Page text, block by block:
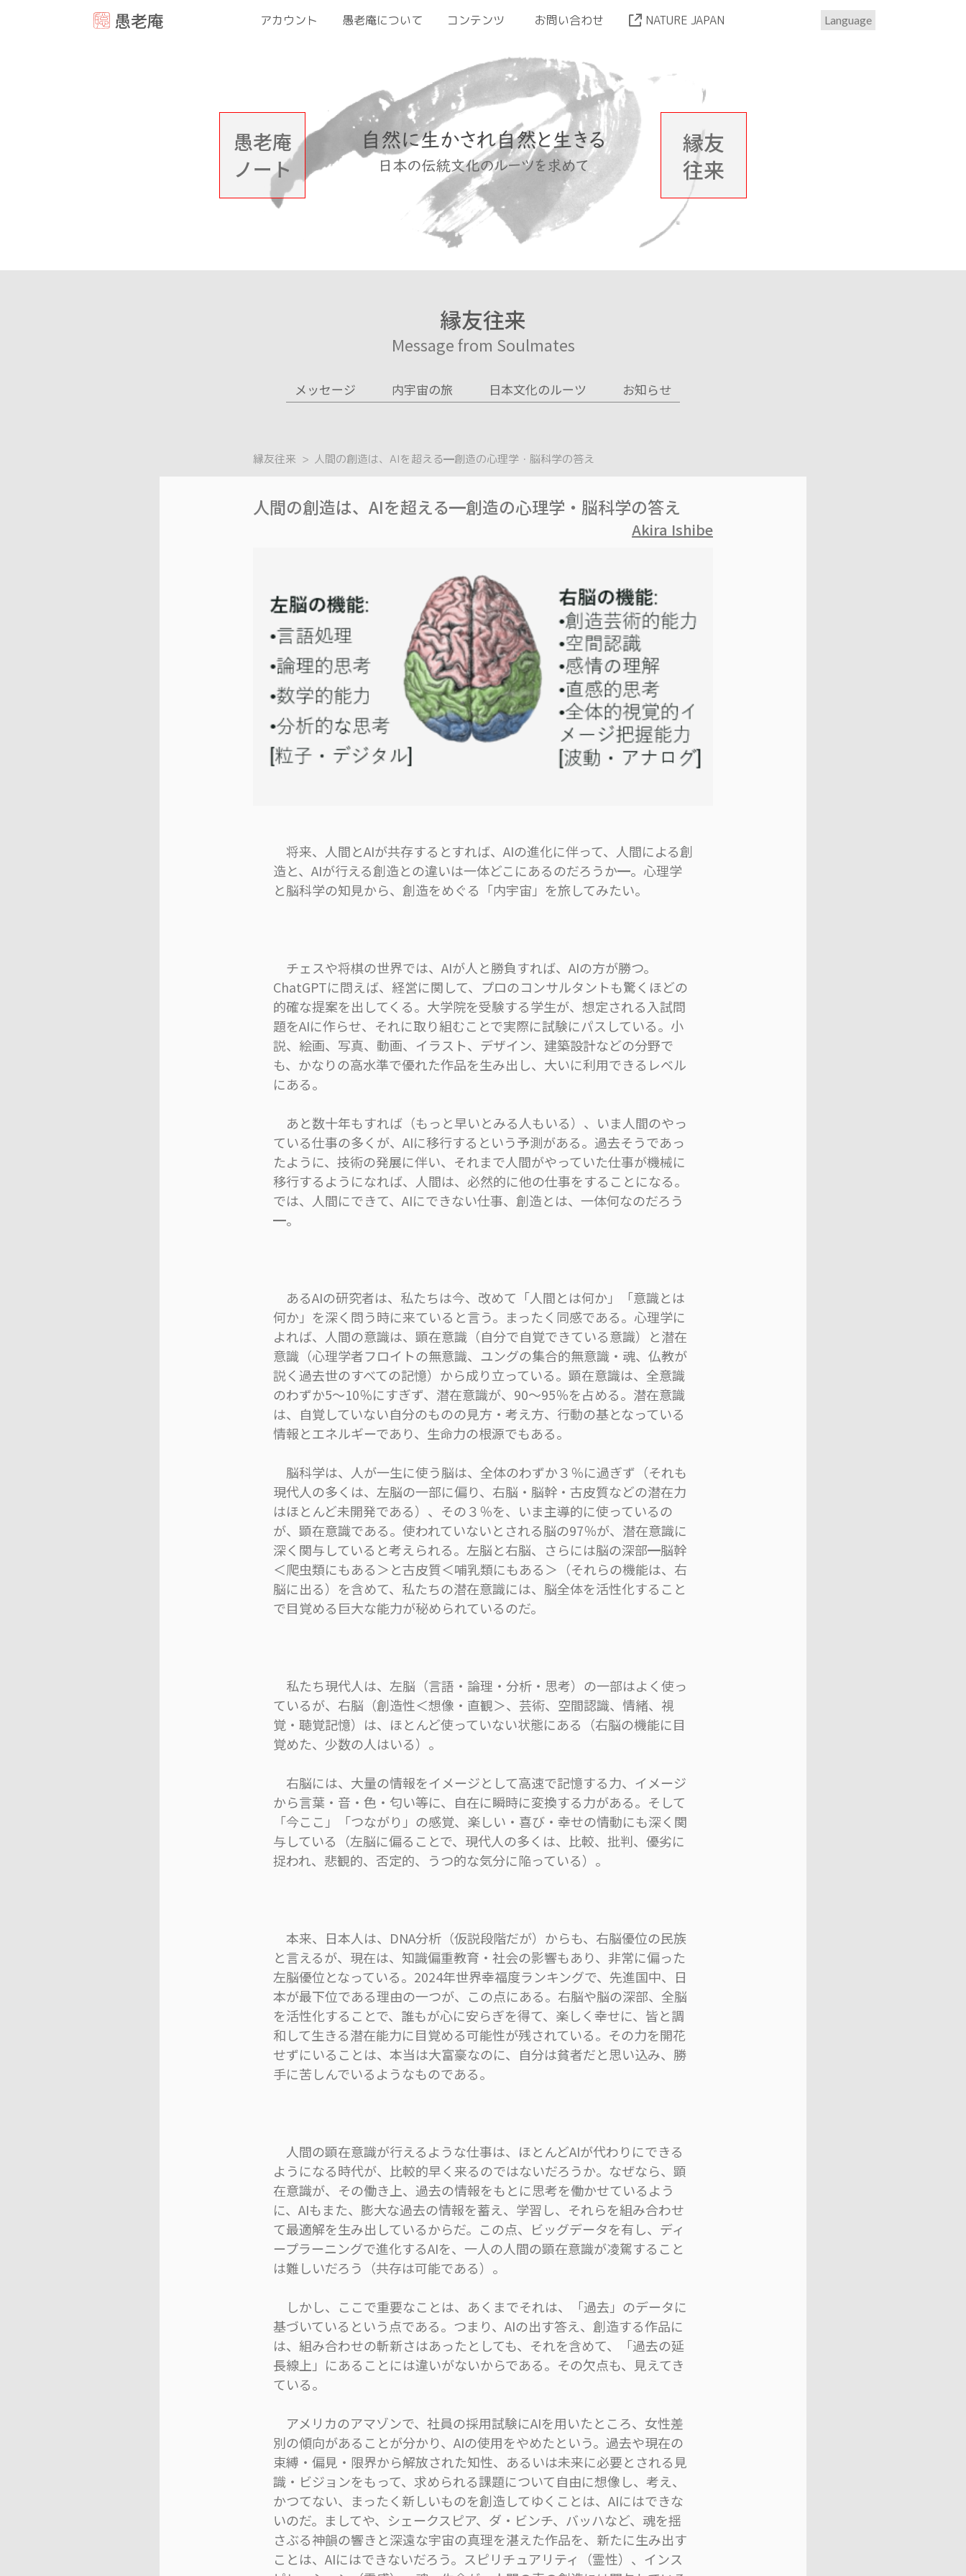
愚老庵 アカウント 愚老庵について コンテンツ お問い合わせ NATURE JAPAN Language
愚老庵
ノート
縁友
往来
縁友往来
Message from Soulmates
メッセージ 内宇宙の旅 日本文化のルーツ お知らせ
縁友往来 人間の創造は、AIを超える━創造の心理学・脳科学の答え
人間の創造は、AIを超える━創造の心理学・脳科学の答え
Akira Ishibe
将来、人間とAIが共存するとすれば、AIの進化に伴って、人間による創
造と、AIが行える創造との違いは一体どこにあるのだろうか━。心理学
と脳科学の知見から、創造をめぐる「内宇宙」を旅してみたい。
チェスや将棋の世界では、AIが人と勝負すれば、AIの方が勝つ。
ChatGPTに問えば、経営に関して、プロのコンサルタントも驚くほどの
的確な提案を出してくる。大学院を受験する学生が、想定される入試問
題をAIに作らせ、それに取り組むことで実際に試験にパスしている。小
説、絵画、写真、動画、イラスト、デザイン、建築設計などの分野で
も、かなりの高水準で優れた作品を生み出し、大いに利用できるレベル
にある。
あと数十年もすれば（もっと早いとみる人もいる）、いま人間のやっ
ている仕事の多くが、AIに移行するという予測がある。過去そうであっ
たように、技術の発展に伴い、それまで人間がやっていた仕事が機械に
移行するようになれば、人間は、必然的に他の仕事をすることになる。
では、人間にできて、AIにできない仕事、創造とは、一体何なのだろう
━。
あるAIの研究者は、私たちは今、改めて「人間とは何か」「意識とは
何か」を深く問う時に来ていると言う。まったく同感である。心理学に
よれば、人間の意識は、顕在意識（自分で自覚できている意識）と潜在
意識（心理学者フロイトの無意識、ユングの集合的無意識・魂、仏教が
説く過去世のすべての記憶）から成り立っている。顕在意識は、全意識
のわずか5～10％にすぎず、潜在意識が、90～95％を占める。潜在意識
は、自覚していない自分のものの見方・考え方、行動の基となっている
情報とエネルギーであり、生命力の根源でもある。
脳科学は、人が一生に使う脳は、全体のわずか３％に過ぎず（それも
現代人の多くは、左脳の一部に偏り、右脳・脳幹・古皮質などの潜在力
はほとんど未開発である）、その３％を、いま主導的に使っているの
が、顕在意識である。使われていないとされる脳の97％が、潜在意識に
深く関与していると考えられる。左脳と右脳、さらには脳の深部━脳幹
＜爬虫類にもある＞と古皮質＜哺乳類にもある＞（それらの機能は、右
脳に出る）を含めて、私たちの潜在意識には、脳全体を活性化すること
で目覚める巨大な能力が秘められているのだ。
私たち現代人は、左脳（言語・論理・分析・思考）の一部はよく使っ
ているが、右脳（創造性＜想像・直観＞、芸術、空間認識、情緒、視
覚・聴覚記憶）は、ほとんど使っていない状態にある（右脳の機能に目
覚めた、少数の人はいる）。
右脳には、大量の情報をイメージとして高速で記憶する力、イメージ
から言葉・音・色・匂い等に、自在に瞬時に変換する力がある。そして
「今ここ」「つながり」の感覚、楽しい・喜び・幸せの情動にも深く関
与している（左脳に偏ることで、現代人の多くは、比較、批判、優劣に
捉われ、悲観的、否定的、うつ的な気分に陥っている）。
本来、日本人は、DNA分析（仮説段階だが）からも、右脳優位の民族
と言えるが、現在は、知識偏重教育・社会の影響もあり、非常に偏った
左脳優位となっている。2024年世界幸福度ランキングで、先進国中、日
本が最下位である理由の一つが、この点にある。右脳や脳の深部、全脳
を活性化することで、誰もが心に安らぎを得て、楽しく幸せに、皆と調
和して生きる潜在能力に目覚める可能性が残されている。その力を開花
せずにいることは、本当は大富豪なのに、自分は貧者だと思い込み、勝
手に苦しんでいるようなものである。
人間の顕在意識が行えるような仕事は、ほとんどAIが代わりにできる
ようになる時代が、比較的早く来るのではないだろうか。なぜなら、顕
在意識が、その働き上、過去の情報をもとに思考を働かせているよう
に、AIもまた、膨大な過去の情報を蓄え、学習し、それらを組み合わせ
て最適解を生み出しているからだ。この点、ビッグデータを有し、ディ
ープラーニングで進化するAIを、一人の人間の顕在意識が凌駕すること
は難しいだろう（共存は可能である）。
しかし、ここで重要なことは、あくまでそれは、「過去」のデータに
基づいているという点である。つまり、AIの出す答え、創造する作品に
は、組み合わせの斬新さはあったとしても、それを含めて、「過去の延
長線上」にあることには違いがないからである。その欠点も、見えてき
ている。
アメリカのアマゾンで、社員の採用試験にAIを用いたところ、女性差
別の傾向があることが分かり、AIの使用をやめたという。過去や現在の
束縛・偏見・限界から解放された知性、あるいは未来に必要とされる見
識・ビジョンをもって、求められる課題について自由に想像し、考え、
かつてない、まったく新しいものを創造してゆくことは、AIにはできな
いのだ。ましてや、シェークスピア、ダ・ビンチ、バッハなど、魂を揺
さぶる神韻の響きと深遠な宇宙の真理を湛えた作品を、新たに生み出す
ことは、AIにはできないだろう。スピリチュアリティ（霊性）、インス